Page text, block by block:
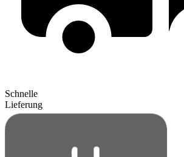
Schnelle
Lieferung